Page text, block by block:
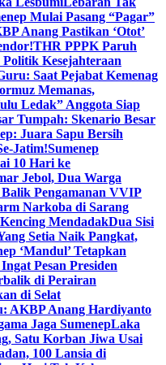
Mulai Pasang “Pagar”
Anang Pastikan ‘Otot’
THR PPPK Paruh
Kesejahteraan
Saat Pejabat Kemenag
Memanas,
Ledak” Anggota Siap
Tumpah: Skenario Besar
Juara Sapu Bersih
Jatim!Sumenep
10 Hari ke
Jebol, Dua Warga
Pengamanan VVIP
Narkoba di Sarang
Kencing MendadakDua Sisi
Setia Naik Pangkat,
‘Mandul’ Tetapkan
Pesan Presiden
di Perairan
di Selat
AKBP Anang Hardiyanto
Jaga SumenepLaka
Satu Korban Jiwa Usai
100 Lansia di